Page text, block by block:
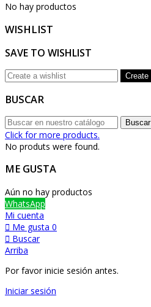
No hay productos
WISHLIST
SAVE TO WISHLIST
Create
BUSCAR
Buscar
Click for more products.
No produts were found.
ME GUSTA
Aún no hay productos
WhatsApp
Mi cuenta
Me gusta 0
Buscar
Arriba
Por favor inicie sesión antes.
Iniciar sesión